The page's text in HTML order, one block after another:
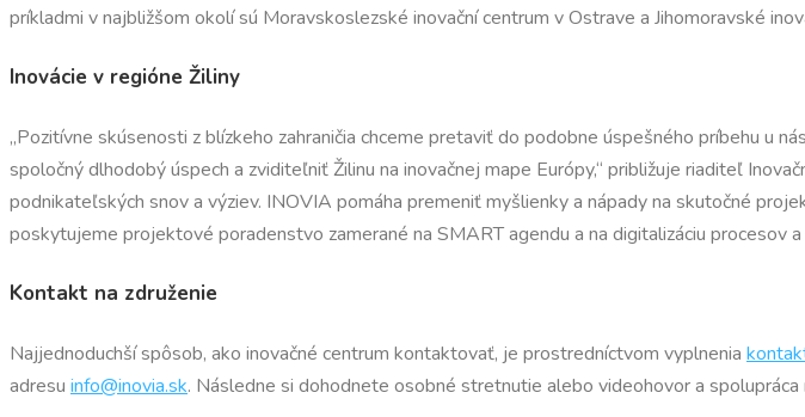
príkladmi v najbližšom okolí sú Moravskoslezské inovační centrum v Ostrave a Jihomoravské
Inovácie v regióne Žiliny
„Pozitívne skúsenosti z blízkeho zahraničia chceme pretaviť do podobne úspešného príbehu u
spoločný dlhodobý úspech a zviditeľniť Žilinu na inovačnej mape Európy,“ približuje riaditeľ
podnikateľských snov a výziev. INOVIA pomáha premeniť myšlienky a nápady na skutočné
poskytujeme projektové poradenstvo zamerané na SMART agendu a na digitalizáciu procesov a
Kontakt na združenie
Najjednoduchší spôsob, ako inovačné centrum kontaktovať, je prostredníctvom vyplnenia
adresu info@inovia.sk. Následne si dohodnete osobné stretnutie alebo videohovor a spolupráca